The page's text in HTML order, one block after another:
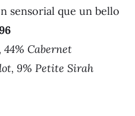
sensorial que un bello
Cabernet
9% Petite Sirah